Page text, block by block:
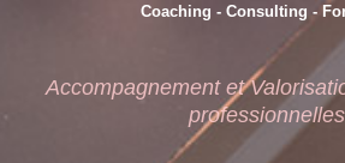
Coaching - Consulting -
Accompagnement et